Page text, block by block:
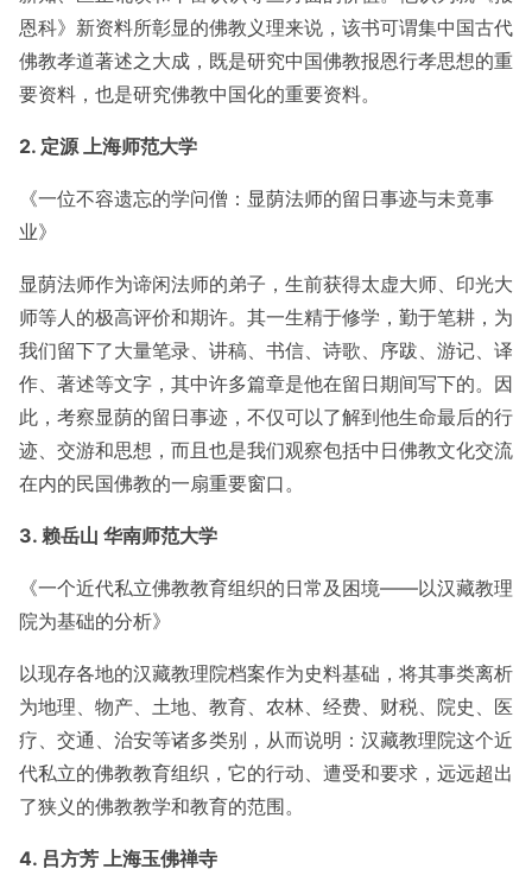
恩科》新资料所彰显的佛教义理来说，该书可谓集中国古代
佛教孝道著述之大成，既是研究中国佛教报恩行孝思想的重
要资料，也是研究佛教中国化的重要资料。
2. 定源 上海师范大学
《一位不容遗忘的学问僧：显荫法师的留日事迹与未竟事
业》
显荫法师作为谛闲法师的弟子，生前获得太虚大师、印光大
师等人的极高评价和期许。其一生精于修学，勤于笔耕，为
我们留下了大量笔录、讲稿、书信、诗歌、序跋、游记、译
作、著述等文字，其中许多篇章是他在留日期间写下的。因
此，考察显荫的留日事迹，不仅可以了解到他生命最后的行
迹、交游和思想，而且也是我们观察包括中日佛教文化交流
在内的民国佛教的一扇重要窗口。
3. 赖岳山 华南师范大学
《一个近代私立佛教教育组织的日常及困境——以汉藏教理
院为基础的分析》
以现存各地的汉藏教理院档案作为史料基础，将其事类离析
为地理、物产、土地、教育、农林、经费、财税、院史、医
疗、交通、治安等诸多类别，从而说明：汉藏教理院这个近
代私立的佛教教育组织，它的行动、遭受和要求，远远超出
了狭义的佛教教学和教育的范围。
4. 吕方芳 上海玉佛禅寺